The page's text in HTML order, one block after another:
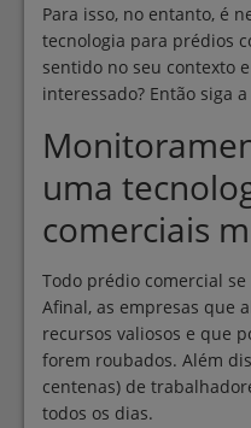
Para isso, no entanto, é
tecnologia para prédios
sentido no seu contexto
interessado? Então siga
uma
comerciais
Todo prédio comercial
Afinal, as empresas que
recursos valiosos e que
forem roubados. Além
centenas) de
todos os dias.